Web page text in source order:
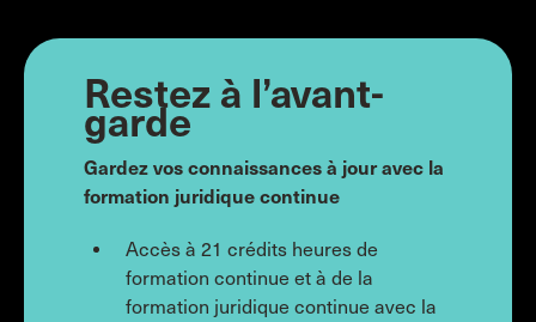
Restez à l’avant-
garde
Gardez vos connaissances à jour avec la
formation juridique continue
Accès à 21 crédits heures de
formation continue et à de la
formation juridique continue avec la